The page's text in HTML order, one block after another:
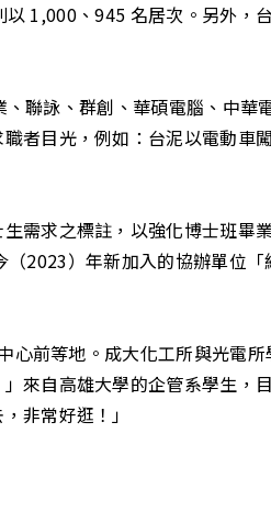
1,000、945 名居次。另外，
聯詠、群創、華碩電腦、中
者目光，例如：台泥以電動車
需求之標註，以強化博士班畢
2023）年新加入的協辦單位
前等地。成大化工所與光電
來自高雄大學的企管系學生，
非常好逛！」